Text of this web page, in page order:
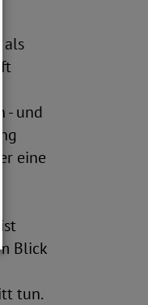
als
- und
eine
Blick
tun.